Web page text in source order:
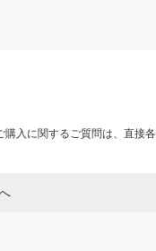
入に関するご質問は、直接